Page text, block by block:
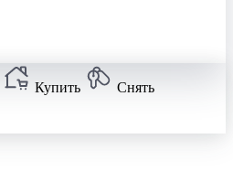
Купить Снять